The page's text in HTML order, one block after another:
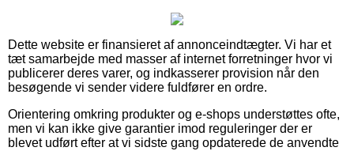
Dette website er finansieret af annonceindtægter. Vi har et
tæt samarbejde med masser af internet forretninger hvor vi
publicerer deres varer, og indkasserer provision når den
besøgende vi sender videre fuldfører en ordre.
Orientering omkring produkter og e-shops understøttes ofte,
men vi kan ikke give garantier imod reguleringer der er
blevet udført efter at vi sidste gang opdaterede de anvendte